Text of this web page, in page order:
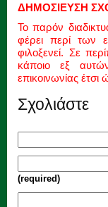
ΔΗΜΟΣΙΕΥΣΗ
Το παρόν
φέρει περί των
φιλοξενεί. Σε
κάποιο εξ
επικοινωνίας έτσι
Σχολιάστε
(required)